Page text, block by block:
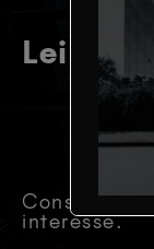
Leilões
Consulte
interesse.